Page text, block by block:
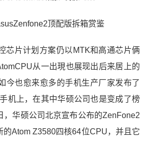
芯片计划方案仍以MTK和高通芯片俩
从一出現也展现出后来居上的
今也愈来愈多的手机生产厂家发布了
机上，在其中华硕公司也是变成了榜
，华硕公司北京宣布公布的ZenFone2
的Atom Z3580四核64位CPU，并且它